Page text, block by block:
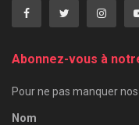
Abonnez-vous à
Pour ne pas manquer
Nom